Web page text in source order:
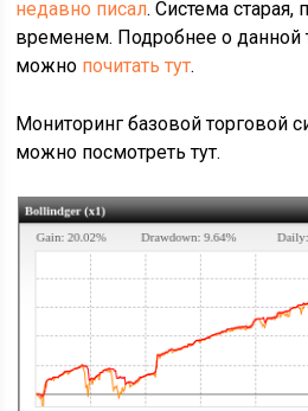
недавно писал. Система старая,
временем. Подробнее о данной
можно почитать тут.
Мониторинг базовой торговой
можно посмотреть тут.